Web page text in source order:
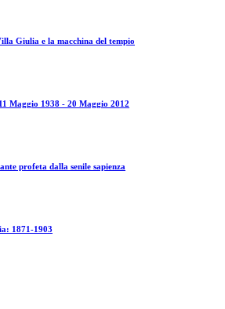
Giulia e la macchina del tempio
Maggio 1938 - 20 Maggio 2012
profeta dalla senile sapienza
1871-1903